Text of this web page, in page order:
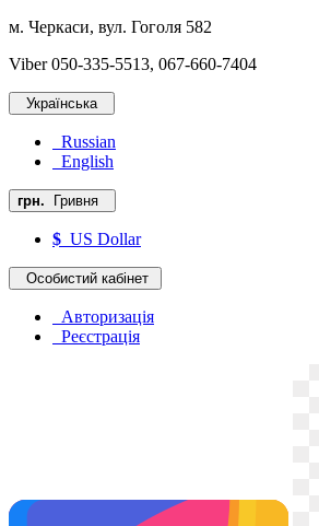
м. Черкаси, вул. Гоголя 582
Viber 050-335-5513, 067-660-7404
Українська
Russian
English
грн. Гривня
$ US Dollar
Особистий кабінет
Авторизація
Реєстрація